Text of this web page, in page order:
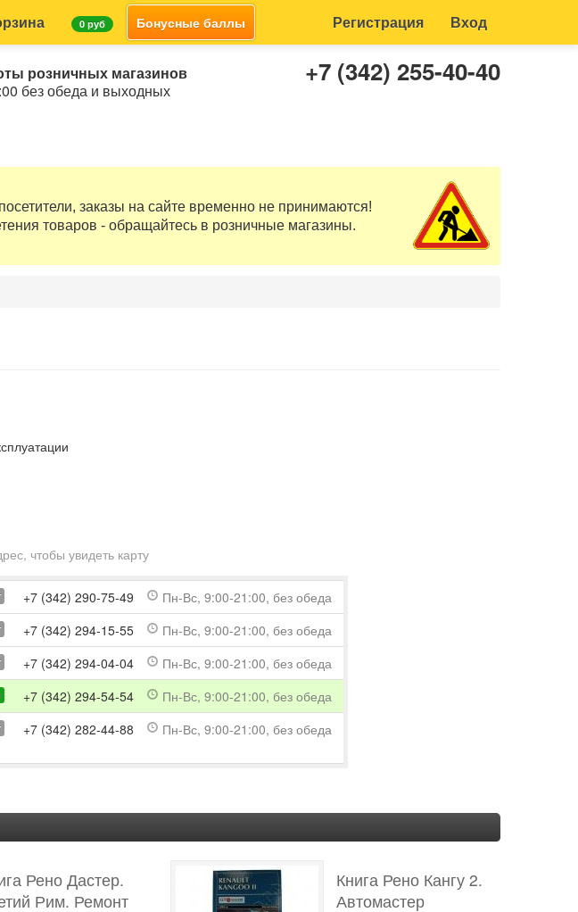
0 руб Бонусные баллы Регистрация Вход
розничных магазинов
без обеда и выходных
+7 (342) 255-40-40
заказы на сайте временно не принимаются!
товаров - обращайтесь в розничные магазины.
чтобы увидеть карту
+7 (342) 290-75-49
Пн-Вс, 9:00-21:00, без обеда
+7 (342) 294-15-55
Пн-Вс, 9:00-21:00, без обеда
+7 (342) 294-04-04
Пн-Вс, 9:00-21:00, без обеда
+7 (342) 294-54-54
Пн-Вс, 9:00-21:00, без обеда
+7 (342) 282-44-88 Пн-Вс, 9:00-21:00, без обеда
Рено Дастер.
Рим. Ремонт
Книга Рено Кангу 2.
Автомастер